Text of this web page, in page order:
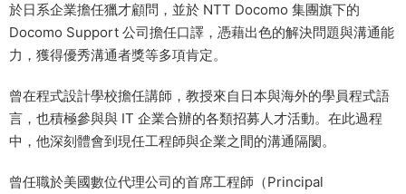
於日系企業擔任獵才顧問，並於 NTT Docomo 集團旗下的
Docomo Support 公司擔任口譯，憑藉出色的解決問題與溝通能
力，獲得優秀溝通者獎等多項肯定。
曾在程式設計學校擔任講師，教授來自日本與海外的學員程式語
言，也積極參與與 IT 企業合辦的各類招募人才活動。在此過程
中，他深刻體會到現任工程師與企業之間的溝通隔閡。
曾任職於美國數位代理公司的首席工程師（Principal